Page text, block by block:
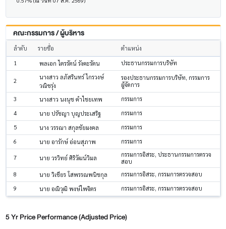
คณะกรรมการ / ผู้บริหาร
ลำดับ รายชื่อ
ตำแหน่ง
1
พลเอก ไตรรัตน์ รังคะรัตน ประธานกรรมการบริษัท
2
นางสาว ลภัสรินทร์ ไกรวงษ์
วณิชรุ่ง
รองประธานกรรมการบริษัท, กรรมการ
ผู้จัดการ
3
นางสาว นงนุช คำไชยเทพ
กรรมการ
4
นาย ปรัชญา บุญประเสริฐ
กรรมการ
5
นาง วรรณา สกุลชัยมงคล
กรรมการ
6
นาย อารักษ์ อ่อนสุภาพ กรรมการ
7 นาย วรวิทย์ ศิริวัฒน์วิมล
กรรมการอิสระ, ประธานกรรมการตรวจ
สอบ
8
นาย วิเชียร โสพรรณพนิชกุล
กรรมการอิสระ, กรรมการตรวจสอบ
9
นาย อณิวุฒิ พงษ์ไพจิตร กรรมการอิสระ, กรรมการตรวจสอบ
5 Yr Price Performance (Adjusted Price)